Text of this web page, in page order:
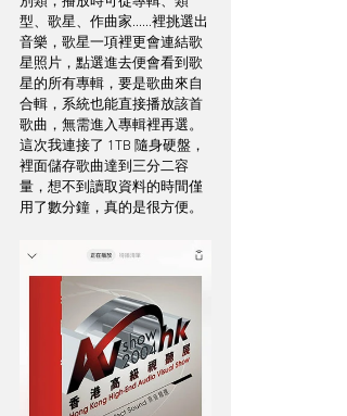
型、歌星、作曲家......裡挑選出
音樂，歌星一項裡更會連結歌
星照片，點選進去便會看到歌
星的所有專輯，要是歌曲來自
合輯，系統也能直接播放該首
歌曲，無需進入專輯裡再選。
這次我連接了 1TB 隨身硬盤，
裡面儲存歌曲達到三分二容
量，想不到讀取資料的時間僅
用了數分鐘，真的是很方便。